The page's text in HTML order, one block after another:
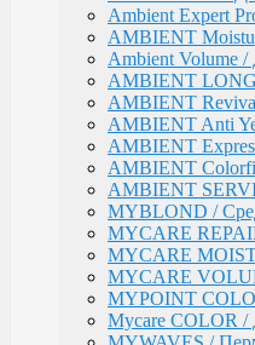
MYWAVES /
MYPOINT
MYTREAT /
MAN.CODE /
STYLE.UP /
АКСЕССУАРЫ
EPICA
ADAPTO
LAMINATION
Окрашивание и
КРЕМ-
Осветление
Гель-
Оттеночные
Ambient Expert
AMBIENT
Ambient Volume /
AMBIENT LONG
AMBIENT
AMBIENT Anti
AMBIENT
AMBIENT
AMBIENT
MYBLOND /
MYCARE
MYCARE
MYCARE
MYPOINT
Mycare COLOR /